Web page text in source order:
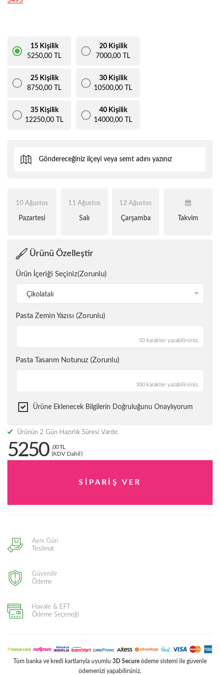
15 Kişilik
5250,00 TL
20 Kişilik
7000,00 TL
25 Kişilik
8750,00 TL
30 Kişilik
10500,00 TL
35 Kişilik
12250,00 TL
40 Kişilik
14000,00 TL
10 Ağustos
Pazartesi
11 Ağustos
Salı
12 Ağustos
Çarşamba Takvim
Ürünü Özelleştir
Ürün İçeriği Seçiniz(Zorunlu)
Çikolatalı
Pasta Zemin Yazısı (Zorunlu)
50 karakter yazabilirsiniz.
Pasta Tasarım Notunuz (Zorunlu)
300 karakter yazabilirsiniz.
Ürüne Eklenecek Bilgilerin Doğruluğunu Onaylıyorum
Ürünün 2 Gün Hazırlık Süresi Vardır.
5250
,00 TL
(KDV Dahil)
Aynı Gün
Teslimat
Güvenilir
Ödeme
Havale & EFT
Ödeme Seçeneği
Tüm banka ve kredi kartlarıyla uyumlu 3D Secure ödeme sistemi ile güvenle
ödemenizi yapabilirsiniz.